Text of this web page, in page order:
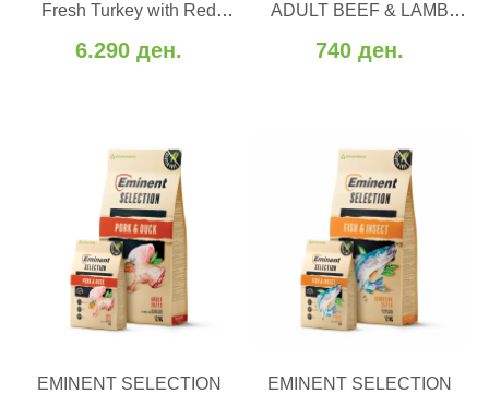
Fresh Turkey with Red
Lentils and Lemna - Свежо
6.290 ден.
Додај за споредба
ADULT BEEF & LAMB
28/15 (2-12 kg.)
740 ден.
Додај за споредба
EMINENT SELECTION
Додај во желби
EMINENT SELECTION
Додај во желби